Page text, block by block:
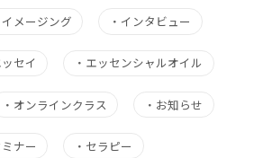
イメージング ・ インタビュー
セイ ・ エッセンシャルオイル
・ オンラインクラス ・ お知らせ
ナー ・ セラピー